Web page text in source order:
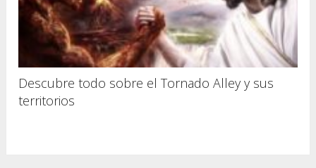
Descubre todo sobre el Tornado Alley y sus
territorios